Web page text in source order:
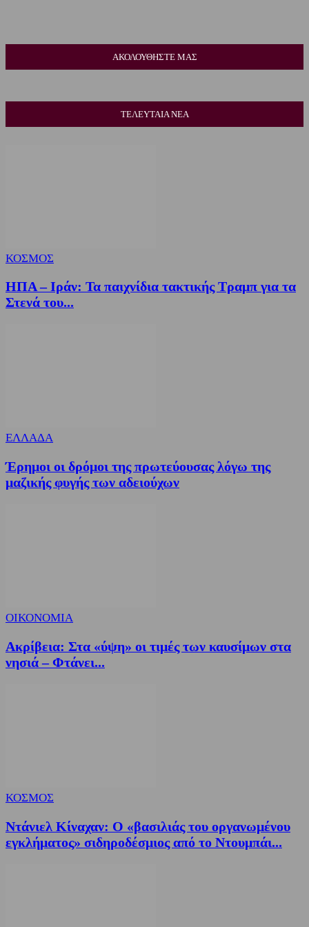
ΑΚΟΛΟΥΘΗΣΤΕ ΜΑΣ
ΤΕΛΕΥΤΑΙΑ ΝΕΑ
ΚΟΣΜΟΣ
ΗΠΑ – Ιράν: Τα παιχνίδια τακτικής Τραμπ για τα
Στενά του...
ΕΛΛΑΔΑ
Έρημοι οι δρόμοι της πρωτεύουσας λόγω της
μαζικής φυγής των αδειούχων
ΟΙΚΟΝΟΜΙΑ
Ακρίβεια: Στα «ύψη» οι τιμές των καυσίμων στα
νησιά – Φτάνει...
ΚΟΣΜΟΣ
Ντάνιελ Κίναχαν: Ο «βασιλιάς του οργανωμένου
εγκλήματος» σιδηροδέσμιος από το Ντουμπάι...